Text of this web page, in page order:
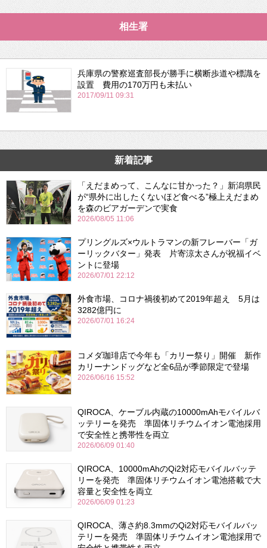
相生署
兵庫県の警察巡査部長が勝手に横断歩道や標識を
設置 費用の170万円も未払い
2017/09/11 09:31
新着記事
「えだまめって、こんなに甘かった？」新潟県民
が“県外に出したくないほど食べる”極上えだまめ
を森のビアガーデンで実食
2026/08/05 11:06
プリングルズ×ウルトラマンの新フレーバー「ガ
ーリックバター」発表 片寄涼太さんが祝福イベ
ントに登場
2026/07/01 22:12
外食市場、コロナ禍後初めて2019年超え 5月は
3282億円に
2026/07/01 16:24
コメダ珈琲店で今年も「カリー祭り」開催 新作
カリーナンドッグなど全6品が季節限定で登場
2026/06/16 15:52
QIROCA、ケーブル内蔵の10000mAhモバイルバ
ッテリーを発売 準固体リチウムイオン電池採用
で安全性と携帯性を両立
2026/06/09 01:40
QIROCA、10000mAhのQi2対応モバイルバッテ
リーを発売 準固体リチウムイオン電池搭載で大
容量と安全性を両立
2026/06/09 01:23
QIROCA、薄さ約8.3mmのQi2対応モバイルバッ
テリーを発売 準固体リチウムイオン電池採用で